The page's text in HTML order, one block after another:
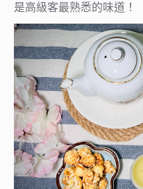
是高級客最熟悉的味道！